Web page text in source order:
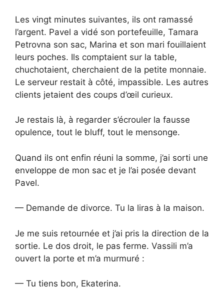
Les vingt minutes suivantes, ils ont ramassé
l’argent. Pavel a vidé son portefeuille, Tamara
Petrovna son sac, Marina et son mari fouillaient
leurs poches. Ils comptaient sur la table,
chuchotaient, cherchaient de la petite monnaie.
Le serveur restait à côté, impassible. Les autres
clients jetaient des coups d’œil curieux.
Je restais là, à regarder s’écrouler la fausse
opulence, tout le bluff, tout le mensonge.
Quand ils ont enfin réuni la somme, j’ai sorti une
enveloppe de mon sac et je l’ai posée devant
Pavel.
— Demande de divorce. Tu la liras à la maison.
Je me suis retournée et j’ai pris la direction de la
sortie. Le dos droit, le pas ferme. Vassili m’a
ouvert la porte et m’a murmuré :
— Tu tiens bon, Ekaterina.